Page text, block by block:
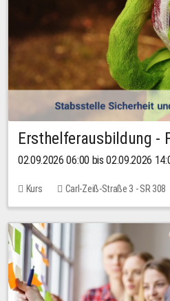
Ersthelferausbildung -
02.09.2026 06:00 bis 02.09.2026
Kurs Carl-Zeiß-Straße 3 - SR 308